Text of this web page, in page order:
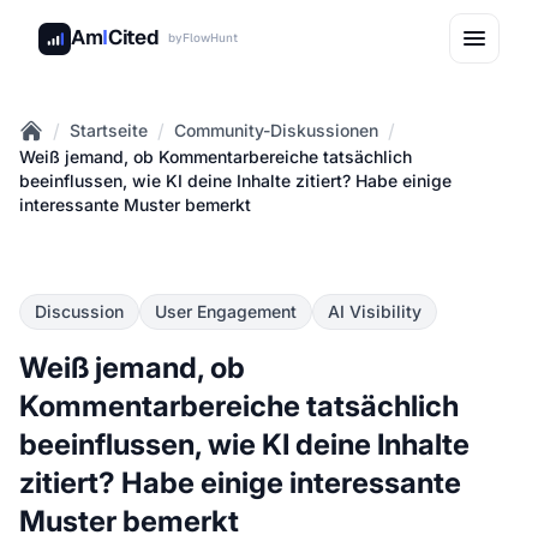
AmICited byFlowHunt
Home
/ Startseite / Community-Diskussionen /
Weiß jemand, ob Kommentarbereiche tatsächlich
beeinflussen, wie KI deine Inhalte zitiert? Habe einige
interessante Muster bemerkt
Discussion User Engagement AI Visibility
Weiß jemand, ob
Kommentarbereiche tatsächlich
beeinflussen, wie KI deine Inhalte
zitiert? Habe einige interessante
Muster bemerkt